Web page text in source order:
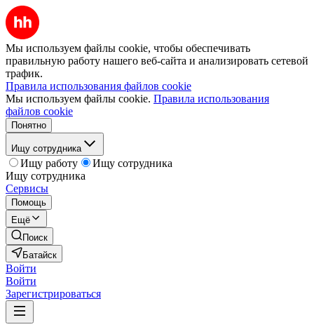
Мы используем файлы cookie, чтобы обеспечивать
правильную работу нашего веб-сайта и анализировать сетевой
трафик.
Правила использования файлов cookie
Мы используем файлы cookie. Правила использования
файлов cookie
Понятно
Ищу сотрудника
Ищу работу
Ищу сотрудника
Ищу сотрудника
Сервисы
Помощь
Ещё
Поиск
Батайск
Войти
Войти
Зарегистрироваться